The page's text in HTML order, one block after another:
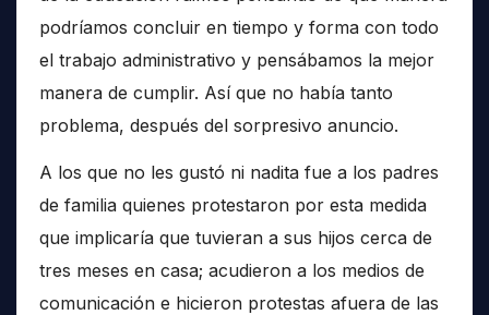
podríamos concluir en tiempo y forma con todo
el trabajo administrativo y pensábamos la mejor
manera de cumplir. Así que no había tanto
problema, después del sorpresivo anuncio.
A los que no les gustó ni nadita fue a los padres
de familia quienes protestaron por esta medida
que implicaría que tuvieran a sus hijos cerca de
tres meses en casa; acudieron a los medios de
comunicación e hicieron protestas afuera de las